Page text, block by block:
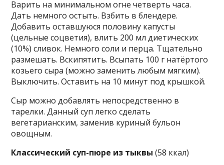
Варить на минимальном огне четверть часа.
Дать немного остыть. Взбить в блендере.
Добавить оставшуюся половину капусты
(цельные соцветия), влить 200 мл диетических
(10%) сливок. Немного соли и перца. Тщательно
размешать. Вскипятить. Всыпать 100 г натёртого
козьего сыра (можно заменить любым мягким).
Выключить. Оставить на 10 минут под крышкой.
Сыр можно добавлять непосредственно в
тарелки. Данный суп легко сделать
вегетарианским, заменив куриный бульон
овощным.
Классический суп-пюре из тыквы (58 ккал)